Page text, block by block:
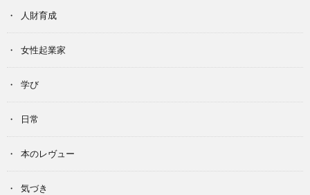
人財育成
女性起業家
学び
日常
本のレヴュー
気づき